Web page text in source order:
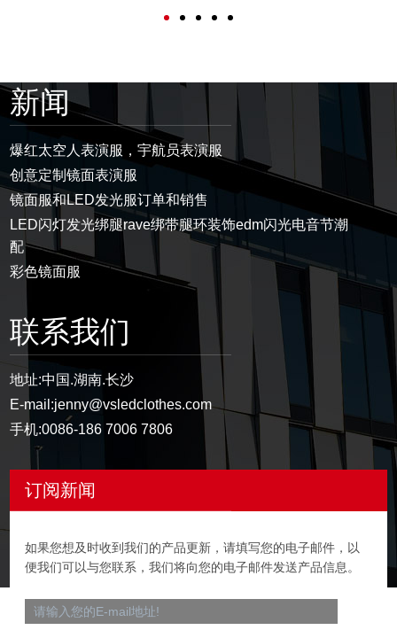
新闻
爆红太空人表演服，宇航员表演服
创意定制镜面表演服
镜面服和LED发光服订单和销售
LED闪灯发光绑腿rave绑带腿环装饰edm闪光电音节潮
配
彩色镜面服
联系我们
地址:中国.湖南.长沙
E-mail:jenny@vsledclothes.com
手机:0086-186 7006 7806
订阅新闻
如果您想及时收到我们的产品更新，请填写您的电子邮件，以
便我们可以与您联系，我们将向您的电子邮件发送产品信息。